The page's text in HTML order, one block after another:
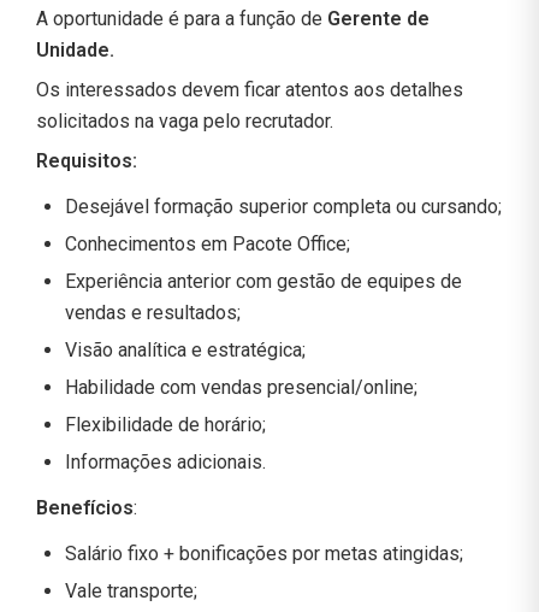
A oportunidade é para a função de Gerente de
Unidade.
Os interessados devem ficar atentos aos detalhes
solicitados na vaga pelo recrutador.
Requisitos:
Desejável formação superior completa ou cursando;
Conhecimentos em Pacote Office;
Experiência anterior com gestão de equipes de
vendas e resultados;
Visão analítica e estratégica;
Habilidade com vendas presencial/online;
Flexibilidade de horário;
Informações adicionais.
Benefícios:
Salário fixo + bonificações por metas atingidas;
Vale transporte;